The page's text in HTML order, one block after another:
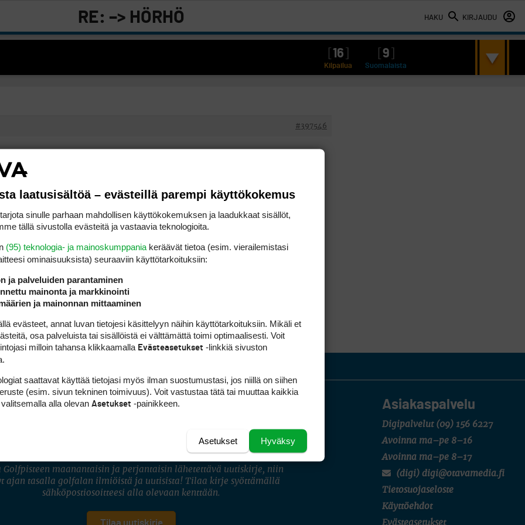
HAKU KIRJAUDU
RE: –> HÖRHÖ
16 9
Kilpailua Suomalaista
#397546
kirjoitti:(23.2.2009
11:42:58)
loistavat raudat
Asiakaspalvelu
Digipalvelut (09) 156 6227
Avoinna ma–pe 8–16
Avoinna ma–pe 8–17
(digi) digi@otavamedia.fi
Tietosuojaseloste
Käyttöehdot
Evästeasetukset
Golfpisteen maanantaisin ja perjantaisin lähetettävä uutiskirje, niin
ajan tasalla golfalan ilmiöistä ja uutisista! Tilaa kirje syöttämällä
sähköpostiosoitteesi alla olevaan kenttään.
Tilaa uutiskirje
laatusisältöä – evästeillä parempi käyttökokemus
sinulle parhaan mahdollisen käyttökokemuksen ja laadukkaat sisällöt,
tällä sivustolla evästeitä ja vastaavia teknologioita.
(95) teknologia- ja mainoskumppania keräävät tietoa (esim. vierailemis­tasi
ominaisuuk­sista) seuraaviin käyttötarkoituksiin:
ja palveluiden parantaminen
mainonta ja markkinointi
ja mainonnan mittaaminen
evästeet, annat luvan tietojesi käsittelyyn näihin käyttötarkoituksiin. Mikäli et
osa palveluista tai sisällöistä ei välttämättä toimi optimaalisesti. Voit
milloin tahansa klikkaamalla Evästeasetukset -linkkiä sivuston
saattavat käyttää tietojasi myös ilman suostumustasi, jos niillä on siihen
(esim. sivun tekninen toimivuus). Voit vastustaa tätä tai muuttaa kaikkia
alla olevan Asetukset -painikkeen.
Hyväksy
Asetukset